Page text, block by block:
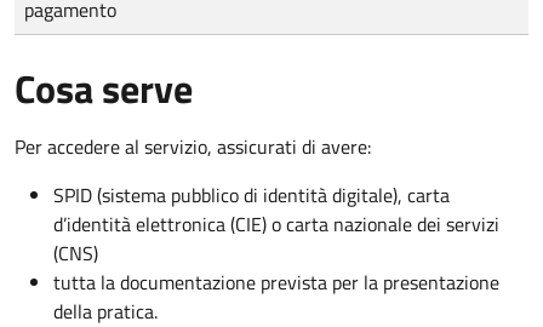
pagamento
Cosa serve
Per accedere al servizio, assicurati di avere:
SPID (sistema pubblico di identità digitale), carta
d’identità elettronica (CIE) o carta nazionale dei servizi
(CNS)
tutta la documentazione prevista per la presentazione
della pratica.